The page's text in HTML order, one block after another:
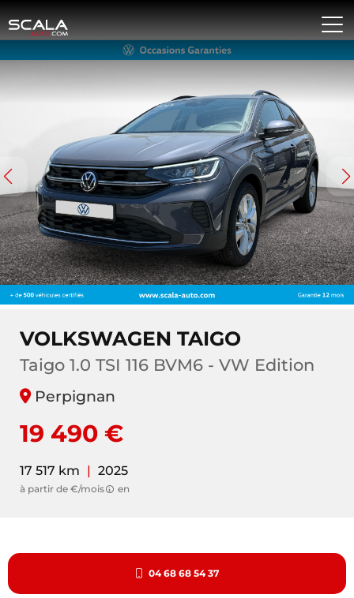
VOLKSWAGEN TAIGO
Taigo 1.0 TSI 116 BVM6 - VW Edition
Perpignan
19 490 €
17 517 km | 2025
à partir de €/mois en
04 68 68 54 37